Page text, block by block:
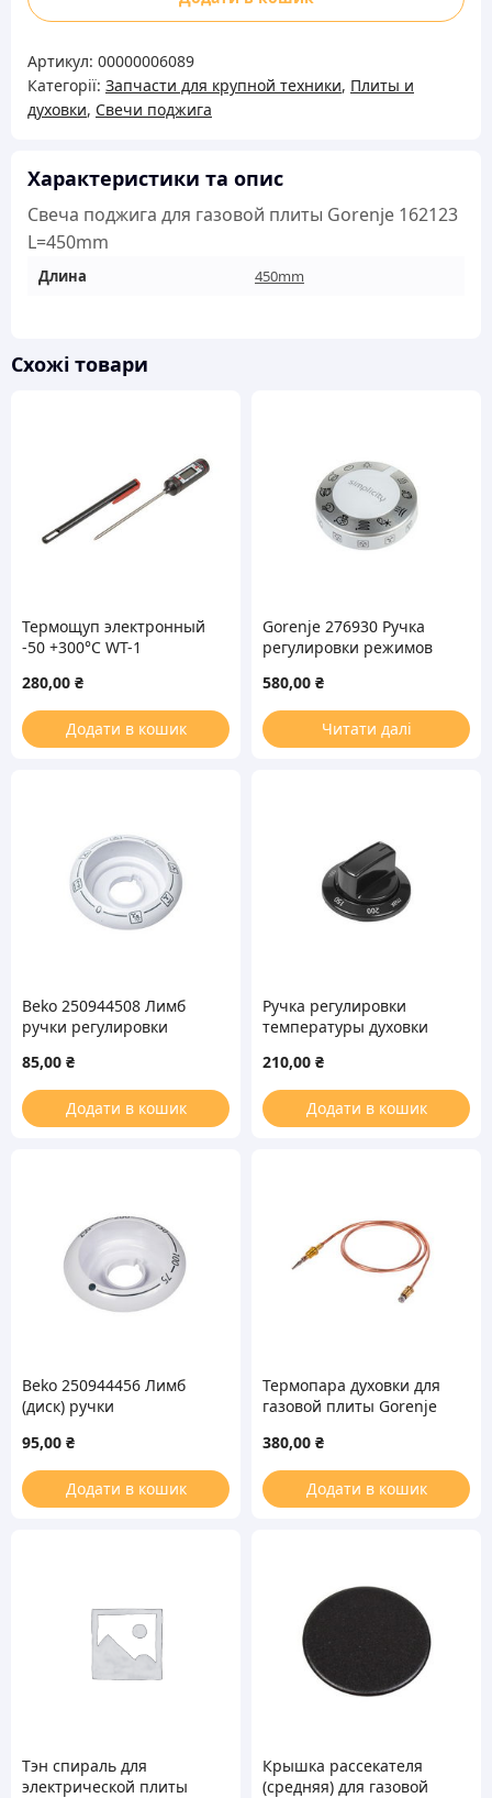
поджига
газовой
плиты
Gorenje
L=450mm
кількість
Артикул: 00000006089
Категорії: Запчасти для крупной техники, Плиты и
духовки, Свечи поджига
Характеристики та опис
Свеча поджига для газовой плиты Gorenje 162123
L=450mm
Длина 450mm
Схожі товари
Термощуп электронный
-50 +300°C WT-1
280,00 ₴
Додати в кошик
Gorenje 276930 Ручка
регулировки режимов
580,00 ₴
Читати далі
Beko 250944508 Лимб
ручки регулировки
плиты
85,00 ₴
Додати в кошик
Ручка регулировки
температуры духовки
250315461
210,00 ₴
Додати в кошик
Beko 250944456 Лимб
(диск) ручки
температуры духовки
для плиты
95,00 ₴
Додати в кошик
Термопара духовки для
газовой плиты Gorenje
380,00 ₴
Додати в кошик
Тэн спираль для
электрической плиты
Крышка рассекателя
(средняя) для газовой